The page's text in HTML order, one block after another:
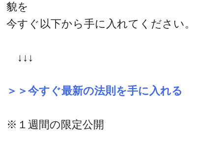
貌を
今すぐ以下から手に入れてください。
↓↓↓
＞＞今すぐ最新の法則を手に入れる
※１週間の限定公開